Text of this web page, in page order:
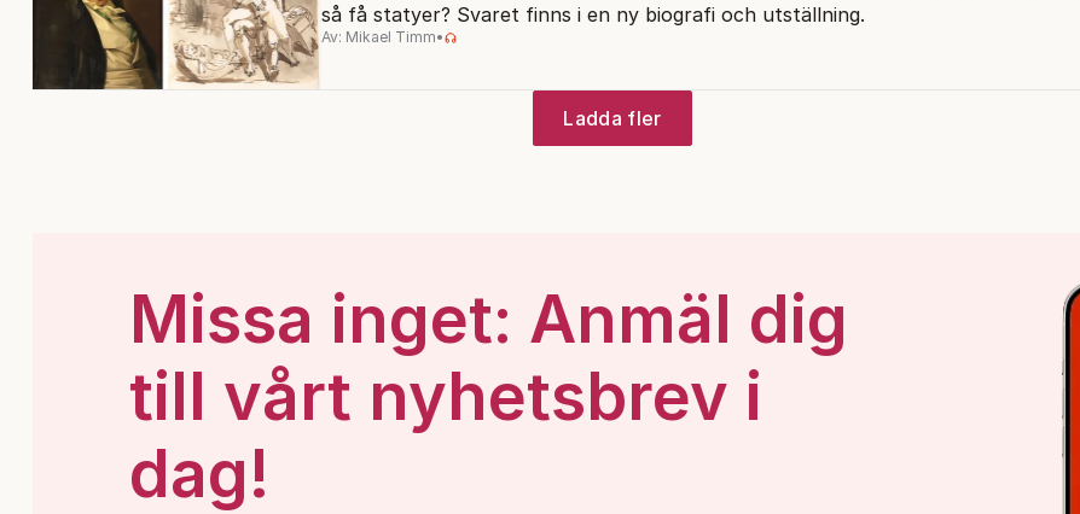
så få statyer? Svaret finns i en ny biografi och utställning.
Av: Mikael Timm•
Ladda fler
Missa inget: Anmäl dig
till vårt nyhetsbrev i
dag!